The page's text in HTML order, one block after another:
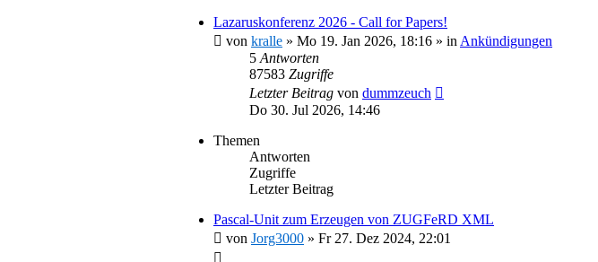
Lazaruskonferenz 2026 - Call for Papers!
von kralle » Mo 19. Jan 2026, 18:16 » in Ankündigungen
5 Antworten
87583 Zugriffe
Letzter Beitrag von dummzeuch
Do 30. Jul 2026, 14:46
Themen
Antworten
Zugriffe
Letzter Beitrag
Pascal-Unit zum Erzeugen von ZUGFeRD XML
von Jorg3000 » Fr 27. Dez 2024, 22:01